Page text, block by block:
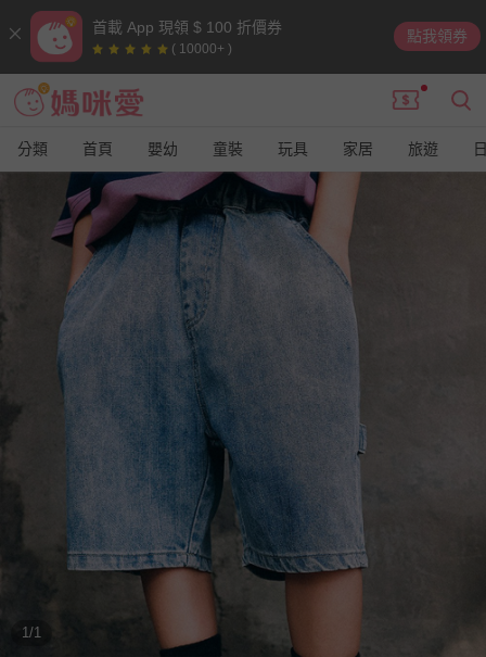
首載 App 現領 $ 100 折價券
( 10000+ )
點我領券
分類 首頁 嬰幼 童裝 玩具 家居 旅遊
1/1